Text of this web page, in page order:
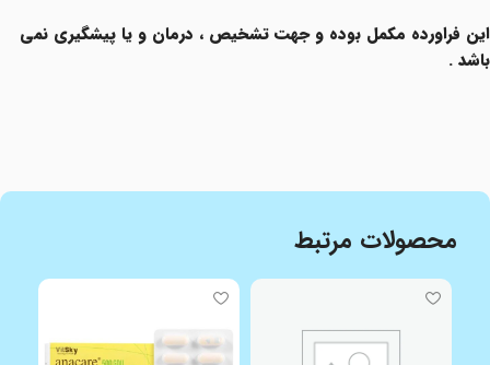
این فراورده مکمل بوده و جهت تشخیص ، درمان و یا پیشگیری نمی
باشد .
محصولات مرتبط